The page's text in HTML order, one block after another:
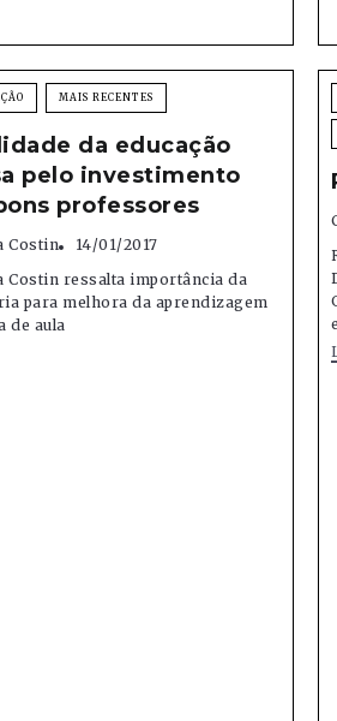
MAIS RECENTES
da educação
pelo investimento
professores
Costin
14/01/2017
Costin ressalta importância da
para melhora da aprendizagem
de aula